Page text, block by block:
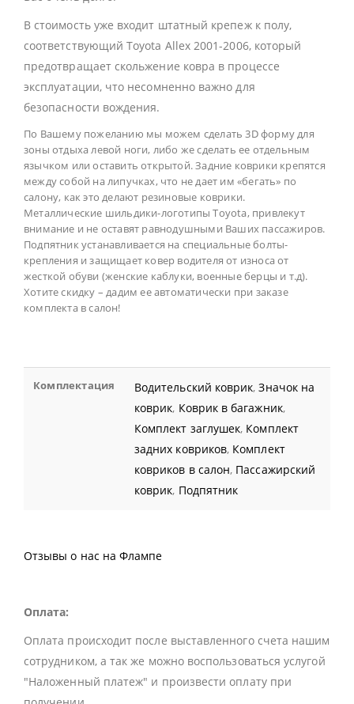
В стоимость уже входит штатный крепеж к полу,
соответствующий Toyota Allex 2001-2006, который
предотвращает скольжение ковра в процессе
эксплуатации, что несомненно важно для
безопасности вождения.
По Вашему пожеланию мы можем сделать 3D форму для
зоны отдыха левой ноги, либо же сделать ее отдельным
язычком или оставить открытой. Задние коврики крепятся
между собой на липучках, что не дает им «бегать» по
салону, как это делают резиновые коврики.
Металлические шильдики-логотипы Toyota, привлекут
внимание и не оставят равнодушными Ваших пассажиров.
Подпятник устанавливается на специальные болты-
крепления и защищает ковер водителя от износа от
жесткой обуви (женские каблуки, военные берцы и т.д).
Хотите скидку – дадим ее автоматически при заказе
комплекта в салон!
Комплектация Водительский коврик,Значок на
коврик, Коврик в багажник,
Комплект заглушек, Комплект
задних ковриков, Комплект
ковриков в салон, Пассажирский
коврик, Подпятник
Отзывы о нас на Флампе
Оплата:
Оплата происходит после выставленного счета нашим
сотрудником, а так же можно воспользоваться услугой
"Наложенный платеж" и произвести оплату при